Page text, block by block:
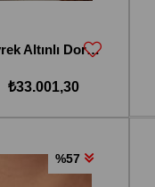
22 Ayar Çeyrek Altınlı Dorika Toplu Kolye
₺33.001,30
%57